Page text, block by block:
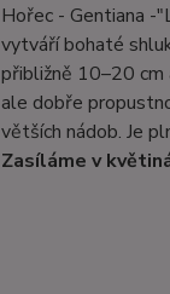
Hořec - Gentiana -
vytváří bohaté
přibližně 10–20 cm
ale dobře
větších nádob. Je
Zasíláme v